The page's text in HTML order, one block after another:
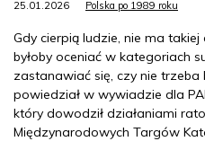
25.01.2026 Polska po 1989 roku
Gdy cierpią ludzie, nie ma
byłoby oceniać w kategoriach
zastanawiać się, czy nie trzeba
powiedział w wywiadzie dla
który dowodził działaniami
Międzynarodowych Targów